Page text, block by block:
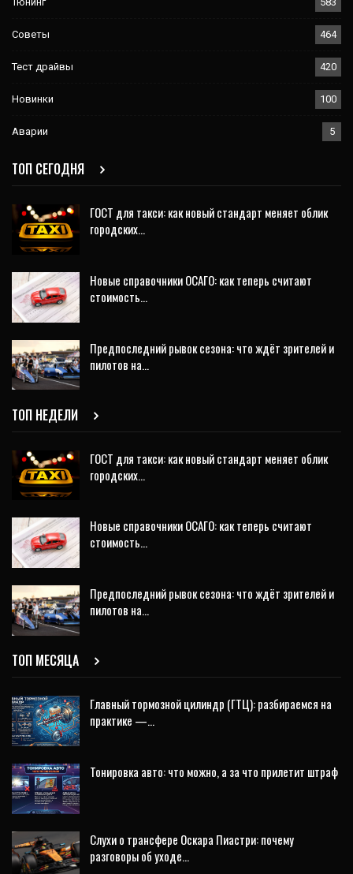
Советы 464
Тест драйвы 420
Новинки 100
Аварии 5
ТОП СЕГОДНЯ
ГОСТ для такси: как новый стандарт меняет облик
городских…
Новые справочники ОСАГО: как теперь считают
стоимость…
Предпоследний рывок сезона: что ждёт зрителей и
пилотов на…
ТОП НЕДЕЛИ
ГОСТ для такси: как новый стандарт меняет облик
городских…
Новые справочники ОСАГО: как теперь считают
стоимость…
Предпоследний рывок сезона: что ждёт зрителей и
пилотов на…
ТОП МЕСЯЦА
Главный тормозной цилиндр (ГТЦ): разбираемся на
практике —…
Тонировка авто: что можно, а за что прилетит штраф
Слухи о трансфере Оскара Пиастри: почему
разговоры об уходе…